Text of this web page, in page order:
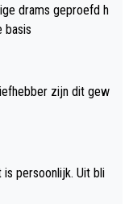
drams geproefd h
basis
zijn dit gew
is persoonlijk. Uit bli